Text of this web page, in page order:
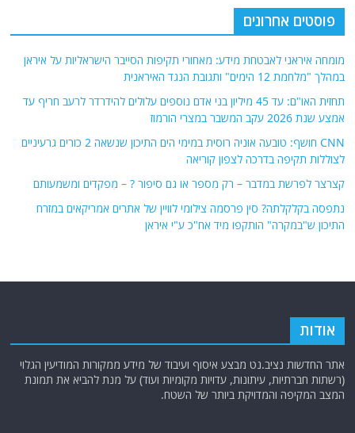
פוסטים אחרונים
מומחה איראני לאבטחת מידע: מאחורי תקיפות הסייבר הישראליות על איראן
במהלך "מלחמת 12 הימים" ותגובת הנגד האיראנית
תחזית האו"ם: עד 45 מיליון בני אדם נוספים עלולים להידרדר לרעב חריף עד
אמצע שנת 2026 עקב המשבר במצרי הורמוז
CNN חושף: טובעה אוניה רוסית במימי הים התיכון שנשאה 2 כורים גרעיניים
לצוללות תקיפה בדרכה לצפון קוריאה
קצרצר לפרשת במדבר – רק מִספר או גם סיפור ? – מִפקדים ומשמעותם
נתפסה בקלקלתה? סין פרסמה צילומי לוויין של אתרים אמריקאים במזרח
התיכון ש"במקרה" הותקפו מיד אח"כ ע"י איראן
אודות
אתר החדשות נציב.נט מבצע איסוף ועיבוד של מידע ממקורות המודיעין הגלוי
(רשתות חברתיות, עיתונות, עדויות מקומיות ועוד) על מנת להביא את תמונת
המצב המקיפה והמדויקת ביותר של השטח.